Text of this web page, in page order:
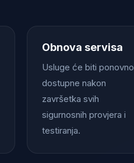
Obnova servisa
Usluge će biti ponovno
dostupne nakon
završetka svih
sigurnosnih provjera i
testiranja.